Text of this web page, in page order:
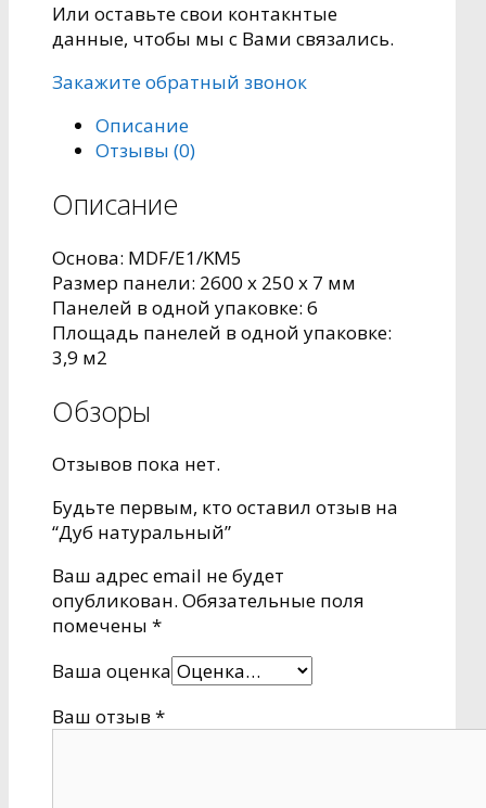
Или оставьте свои контакнтые
данные, чтобы мы с Вами связались.
Закажите обратный звонок
Описание
Отзывы (0)
Описание
Основа: MDF/Е1/KM5
Pазмер панели: 2600 x 250 x 7 мм
Панелей в одной упаковке: 6
Площадь панелей в одной упаковке:
3,9 м2
Обзоры
Отзывов пока нет.
Будьте первым, кто оставил отзыв на
“Дуб натуральный”
Ваш адрес email не будет
опубликован. Обязательные поля
помечены *
Ваша оценка
Ваш отзыв *